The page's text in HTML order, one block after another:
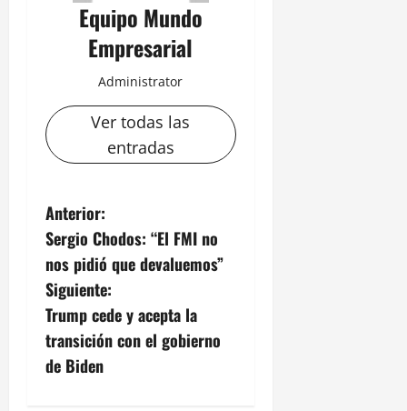
Equipo Mundo
Empresarial
Administrator
Ver todas las
entradas
N
a
v
e
g
Anterior:
Sergio Chodos: “El FMI no
nos pidió que devaluemos”
Siguiente:
Trump cede y acepta la
transición con el gobierno
de Biden